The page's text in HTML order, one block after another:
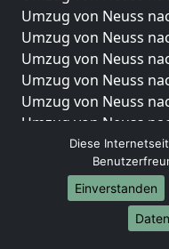
Umzug von Neuss
Umzug von Neuss
Umzug von Neuss
Umzug von Neuss
Umzug von Neuss
Umzug von Neuss
Umzug von Neuss
Umzug von Neuss
Umzug von Neuss
Umzug von Neuss
Umzug von Neuss
Diese
Einverstanden